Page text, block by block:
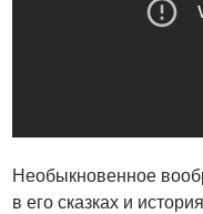
Необыкновенное
в его сказках и